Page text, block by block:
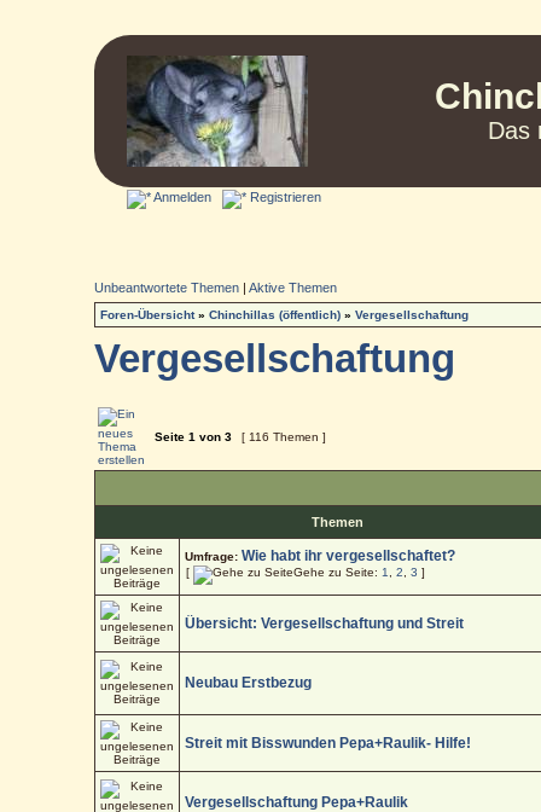
Das
Anmelden Registrieren
Unbeantwortete Themen |Aktive Themen
Foren-Übersicht»Chinchillas (öffentlich) »Vergesellschaftung
Vergesellschaftung
Seite1 von3 [ 116 Themen ]
Themen
Umfrage:Wie habt ihr vergesellschaftet?
[ Gehe zu Seite: 1 ,2 ,3 ]
Übersicht: Vergesellschaftung und Streit
Neubau Erstbezug
Streit mit Bisswunden Pepa+Raulik- Hilfe!
Vergesellschaftung Pepa+Raulik